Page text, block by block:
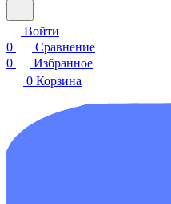
Войти
0
Сравнение
0
Избранное
0 Корзина